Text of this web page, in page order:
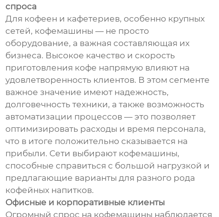
спроса
Для кофеен и кафетериев, особенно крупных
сетей, кофемашины — не просто
оборудование, а важная составляющая их
бизнеса. Высокое качество и скорость
приготовления кофе напрямую влияют на
удовлетворенность клиентов. В этом сегменте
важное значение имеют надежность,
долговечность техники, а также возможность
автоматизации процессов — это позволяет
оптимизировать расходы и время персонала,
что в итоге положительно сказывается на
прибыли. Сети выбирают кофемашины,
способные справиться с большой нагрузкой и
предлагающие варианты для разного рода
кофейных напитков.
Офисные и корпоративные клиенты
Огромный спрос на кофемашины наблюдается